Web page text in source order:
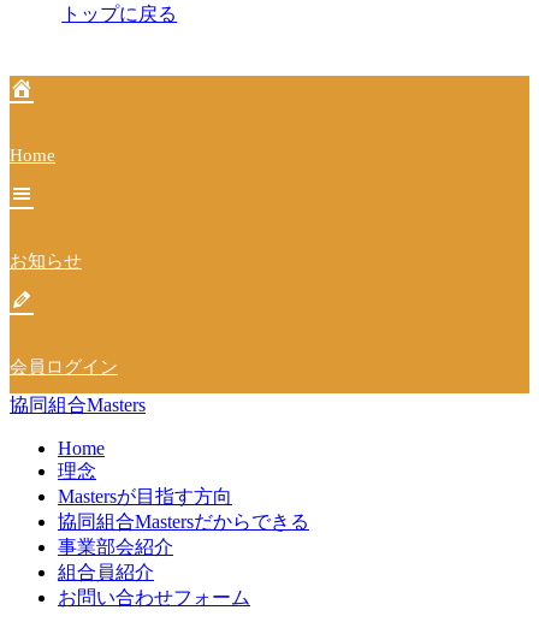
シ
トップに戻る
Home
お知らせ
会員ログイン
協同組合Masters
Home
理念
Mastersが目指す方向
協同組合Mastersだからできる
事業部会紹介
組合員紹介
お問い合わせフォーム